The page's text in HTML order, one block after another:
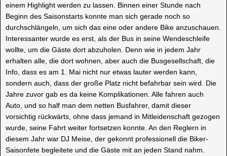
einem Highlight werden zu lassen. Binnen einer Stunde nach
Beginn des Saisonstarts konnte man sich gerade noch so
durchschlängeln, um sich das eine oder andere Bike anzuschauen.
Interessanter wurde es erst, als der Bus in seine Wendeschleife
wollte, um die Gäste dort abzuholen. Denn wie in jedem Jahr
erhalten alle, die dort wohnen, aber auch die Busgesellschaft, die
Info, dass es am 1. Mai nicht nur etwas lauter werden kann,
sondern auch, dass der große Platz nicht befahrbar sein wird. Die
Jahre zuvor gab es da keine Komplikationen. Alle fahren auch
Auto, und so half man dem netten Busfahrer, damit dieser
vorsichtig rückwärts, ohne dass jemand in Mitleidenschaft gezogen
wurde, seine Fahrt weiter fortsetzen konnte. An den Reglern in
diesem Jahr war DJ Meise, der gekonnt professionell die Biker-
Saisonfete begleitete und die Gäste mit an jeden Stand nahm.